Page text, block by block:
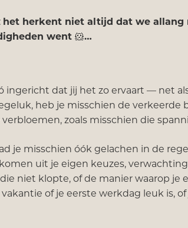
het herkent niet altijd dat we allang
went 🐹…
ingericht dat jij het zo ervaart — net
heb je misschien de verkeerde
zoals misschien die
je misschien óók gelachen in de
uit je eigen keuzes,
niet klopte, of de manier waarop je
of je eerste werkdag leuk is,